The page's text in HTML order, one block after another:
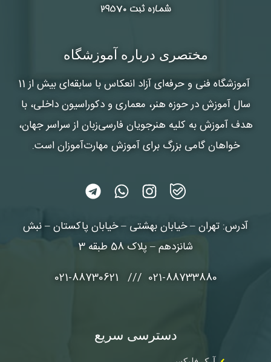
شماره ثبت ۲۹۵۷۰
مختصری درباره آموزشگاه
آموزشگاه فنی و حرفه‌ای آزاد انعکاس
با سابقه‌ای بیش از 11
سال آموزش در حوزه هنر، معماری و دکوراسیون داخلی، با
هدف آموزش به کلیه هنرجویان فارسی‌زبان از سراسر جهان،
خواهان گامی بزرگ برای آموزش مهارت‌آموزان است.
آدرس: تهران – خیابان بهشتی – خیابان پاکستان – نبش
شانزدهم – پلاک 58 طبقه 3
021-88733880 /// 021-88730621
دسترسی سریع